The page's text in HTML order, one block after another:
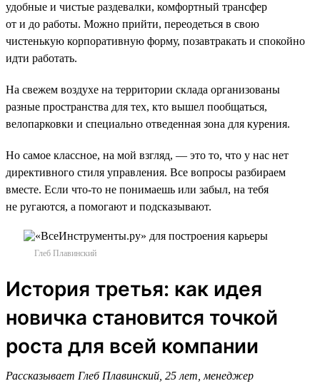
удобные и чистые раздевалки, комфортный трансфер
от и до работы. Можно прийти, переодеться в свою
чистенькую корпоративную форму, позавтракать и спокойно
идти работать.
На свежем воздухе на территории склада организованы
разные пространства для тех, кто вышел пообщаться,
велопарковки и специально отведенная зона для курения.
Но самое классное, на мой взгляд, — это то, что у нас нет
директивного стиля управления. Все вопросы разбираем
вместе. Если что-то не понимаешь или забыл, на тебя
не ругаются, а помогают и подсказывают.
Глеб Плавинский
История третья: как идея
новичка становится точкой
роста для всей компании
Рассказывает Глеб Плавинский, 25 лет, менеджер